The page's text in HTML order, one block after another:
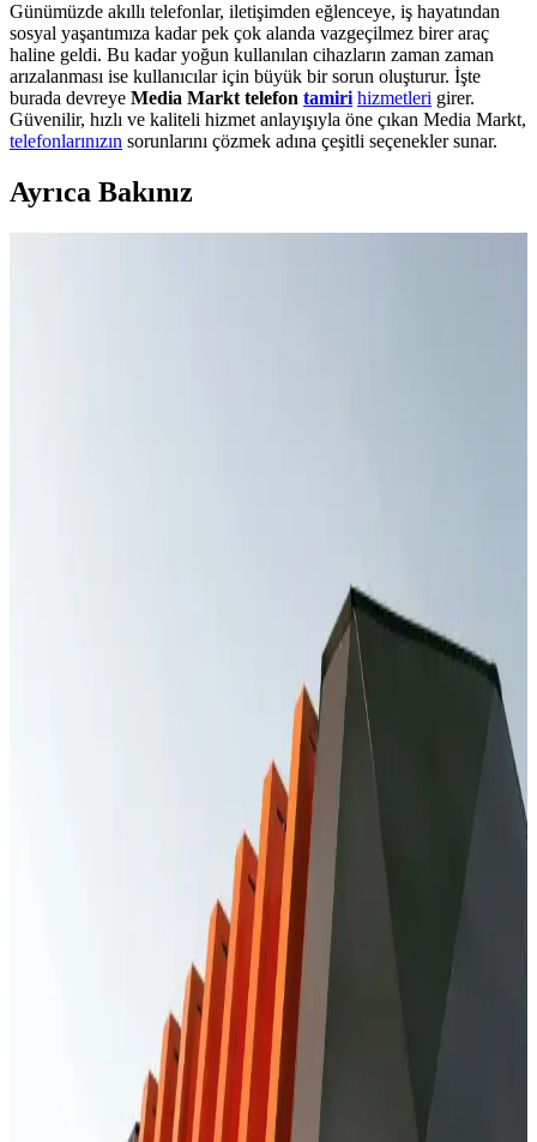
Günümüzde akıllı telefonlar, iletişimden eğlenceye, iş hayatından
sosyal yaşantımıza kadar pek çok alanda vazgeçilmez birer araç
haline geldi. Bu kadar yoğun kullanılan cihazların zaman zaman
arızalanması ise kullanıcılar için büyük bir sorun oluşturur. İşte
burada devreye Media Markt telefon tamiri hizmetleri girer.
Güvenilir, hızlı ve kaliteli hizmet anlayışıyla öne çıkan Media Markt,
telefonlarınızın sorunlarını çözmek adına çeşitli seçenekler sunar.
Ayrıca Bakınız
Redmi Note 8 Pro Kasa Değişim Fiyatları ve
Redmi Note 8 Pro kasa değişim maliyetleri genellikle 300-800 TL
arasında değişir. Orijinal parça kullanımı ve güvenilir servis tercih
edilmelidir. Fiyatlar bölge ve servis politikalarına göre farklılık
Redmi Note 10S Ekran Değişimi Fiyatları ve
Güvenilir Servis Seçenekleri
Redmi Note 10S ekran değişimi fiyatları, kullanılan parça ve servis
kalitesine göre değişir. Orijinal ekran tercih edilmelidir, güvenilir
servisler ve garanti önemli faktörlerdir.
Kırık Ekranlı Telefonlardan Veri Kurtarma
Yöntemleri ve Dikkat Edilmesi Gerekenler
Kırık ekranlı telefonlardan veri kurtarma, uzmanlık ve dikkat
gerektirir. Profesyonel servisler ve yazılım çözümleri ile verilerinizi
Redmi Telefonlarda Ekran Değişimi: Bilmeniz
Gerekenler ve Uzman Tavsiyeleri